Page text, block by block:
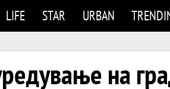
LIFE STAR URBAN
на